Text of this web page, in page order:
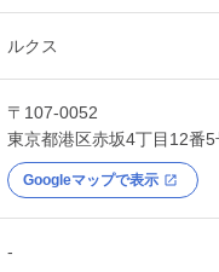
ルクス
〒107-0052
東京都港区赤坂4丁目12番
Googleマップで表示
-